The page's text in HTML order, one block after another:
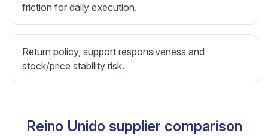
friction for daily execution.
Return policy, support responsiveness and
stock/price stability risk.
Reino Unido supplier comparison